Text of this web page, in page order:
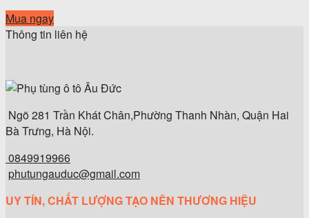
Mua ngay
Thông tin liên hệ
Ngõ 281 Trần Khát Chân,Phường Thanh Nhàn, Quận Hai
Bà Trưng, Hà Nội.
0849919966
phutungauduc@gmail.com
UY TÍN, CHẤT LƯỢNG TẠO NÊN THƯƠNG HIỆU